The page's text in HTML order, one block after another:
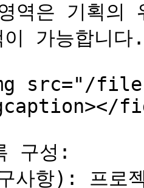
역은 기획의
이 가능합니다.
src="/files/
구성: